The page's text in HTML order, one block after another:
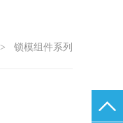
> 锁模组件系列